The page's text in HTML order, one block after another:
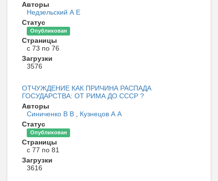
Авторы
Недзельский А Е
Статус
Опубликован
Страницы
с 73 по 76
Загрузки
3576
ОТЧУЖДЕНИЕ КАК ПРИЧИНА РАСПАДА
ГОСУДАРСТВА: ОТ РИМА ДО СССР ?
Авторы
Синиченко В В , Кузнецов А А
Статус
Опубликован
Страницы
с 77 по 81
Загрузки
3616